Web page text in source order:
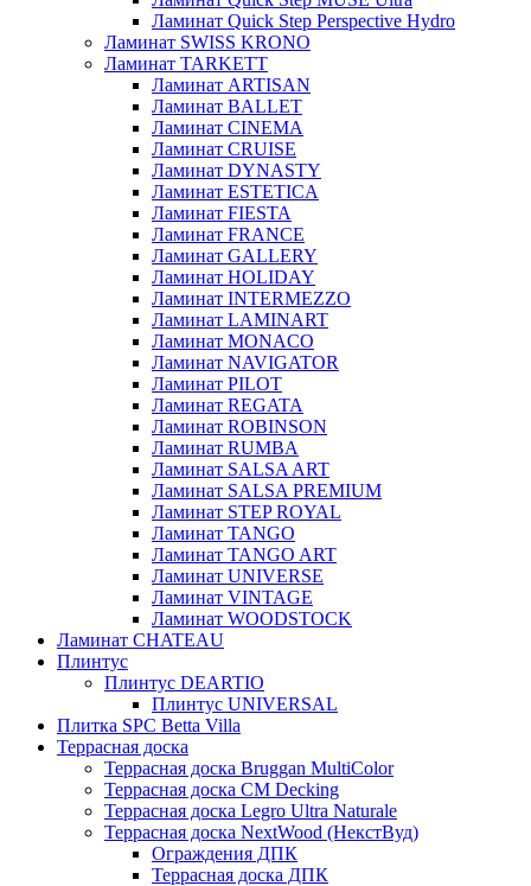
Ламинат Quick Step Perspective Hydro
Ламинат SWISS KRONO
Ламинат TARKETT
Ламинат ARTISAN
Ламинат BALLET
Ламинат CINEMA
Ламинат CRUISE
Ламинат DYNASTY
Ламинат ESTETICA
Ламинат FIESTA
Ламинат FRANCE
Ламинат GALLERY
Ламинат HOLIDAY
Ламинат INTERMEZZO
Ламинат LAMINART
Ламинат MONACO
Ламинат NAVIGATOR
Ламинат PILOT
Ламинат REGATA
Ламинат ROBINSON
Ламинат RUMBA
Ламинат SALSA ART
Ламинат SALSA PREMIUM
Ламинат STEP ROYAL
Ламинат TANGO
Ламинат TANGO ART
Ламинат UNIVERSE
Ламинат VINTAGE
Ламинат WOODSTOCK
Ламинат CHATEAU
Плинтус
Плинтус DEARTIO
Плинтус UNIVERSAL
Плитка SPC Betta Villa
Террасная доска
Террасная доска Bruggan MultiColor
Террасная доска CM Decking
Террасная доска Legro Ultra Naturale
Террасная доска NextWood (НекстВуд)
Ограждения ДПК
Террасная доска ДПК